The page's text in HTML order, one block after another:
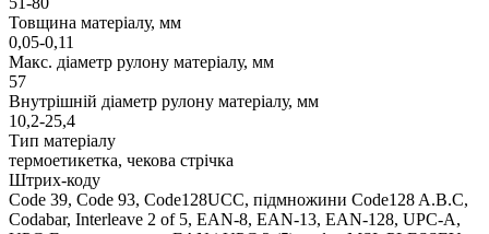
Товщина матеріалу, мм
0,05-0,11
Макс. діаметр рулону матеріалу, мм
57
Внутрішній діаметр рулону матеріалу, мм
10,2-25,4
Тип матеріалу
термоетикетка, чекова стрічка
Штрих-коду
Code 39, Code 93, Code128UCC, підмножини Code128 A.B.C,
Codabar, Interleave 2 of 5, EAN-8, EAN-13, EAN-128, UPC-A,